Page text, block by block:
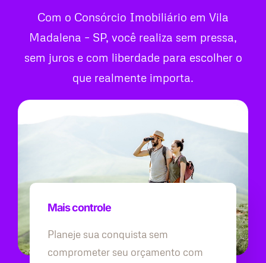
Com o Consórcio Imobiliário em Vila
Madalena – SP, você realiza sem pressa,
sem juros e com liberdade para escolher o
que realmente importa.
Mais controle
Planeje sua conquista sem
comprometer seu orçamento com